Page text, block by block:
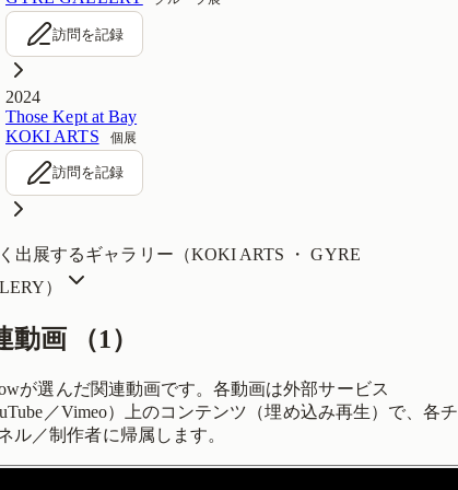
訪問を記録
2024
Those Kept at Bay
KOKI ARTS
個展
訪問を記録
出展するギャラリー（KOKI ARTS ・ GYRE
）
動画 （1）
が選んだ関連動画です。各動画は外部サービス
／Vimeo）上のコンテンツ（埋め込み再生）で、各チ
ル／制作者に帰属します。